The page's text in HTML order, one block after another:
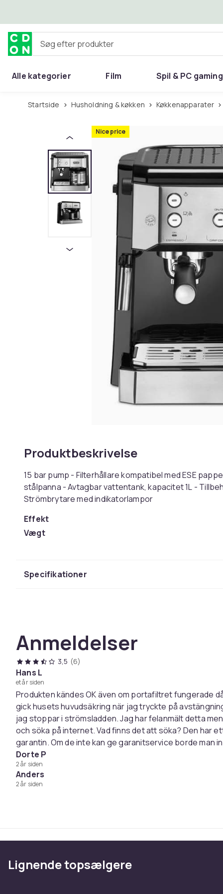
Søg efter produkter
Alle kategorier Film Spil & PC gaming
Hjem & have
Startside Husholdning & køkken Køkkenapparater
Nice price
Produktbeskrivelse
15 bar pump - Filterhållare kompatibel med ESE
stålpanna - Avtagbar vattentank, kapacitet 1L -
Strömbrytare med indikatorlampor
Effekt
Vægt
Specifikationer
Anmeldelser
3,5 (6)
Hans L
et år siden
Produkten kändes OK även om portafiltret fungerade
gick husets huvudsäkring när jag tryckte på
jag stoppar i strömsladden. Jag har felanmält detta
och söka på internet. Vad finns det att söka? Den har
garantin. Om de inte kan ge garanitservice borde man
Dorte P
2 år siden
Anders
2 år siden
Lignende topsælgere